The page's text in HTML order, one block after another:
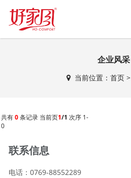
企业风采
当前位置： 首页>
共有0条记录 当前页1/1 次序 1-
0
联系信息
电话：0769-88552289